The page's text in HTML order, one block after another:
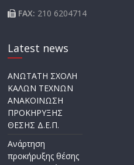
FAX: 210 6204714
Latest news
ΑΝΩΤΑΤΗ ΣΧΟΛΗ
ΚΑΛΩΝ ΤΕΧΝΩΝ
ΑΝΑΚΟΙΝΩΣΗ
ΠΡΟΚΗΡΥΞΗΣ
ΘΕΣΗΣ Δ.Ε.Π.
Ανάρτηση
προκήρυξης θέσης